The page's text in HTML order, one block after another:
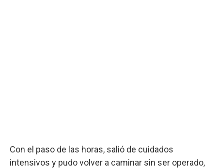
Con el paso de las horas, salió de cuidados
intensivos y pudo volver a caminar sin ser operado,